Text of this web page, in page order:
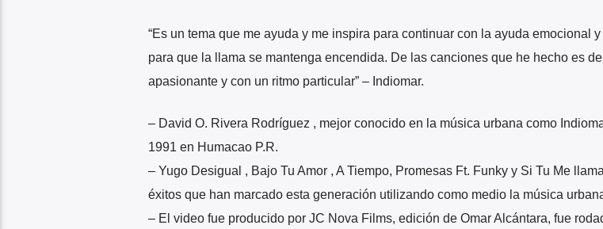
“Es un tema que me ayuda y me inspira para continuar con la ayuda emocional
para que la llama se mantenga encendida. De las canciones que he hecho es
apasionante y con un ritmo particular” – Indiomar.
– David O. Rivera Rodríguez , mejor conocido en la música urbana como
1991 en Humacao P.R.
– Yugo Desigual , Bajo Tu Amor , A Tiempo, Promesas Ft. Funky y Si Tu Me
éxitos que han marcado esta generación utilizando como medio la música
– El video fue producido por JC Nova Films, edición de Omar Alcántara, fue